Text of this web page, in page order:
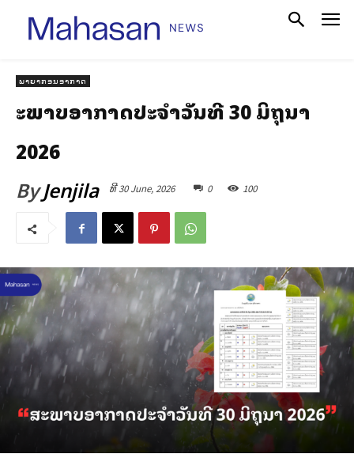
ພາຍາກອນອາກາດ
ສະພາບອາກາດປະຈໍາວັນທີ 30 ມິຖຸນາ
2026
ByJenjila ທີ 30 June, 2026 0 100